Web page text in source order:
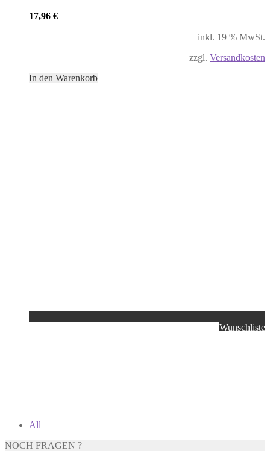
17,96 €
inkl. 19 % MwSt.
zzgl. Versandkosten
In den Warenkorb
Wunschliste
All
NOCH FRAGEN ?